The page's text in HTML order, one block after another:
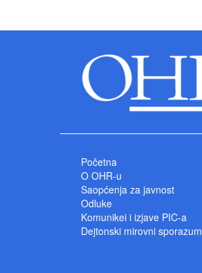
Početna
O OHR-u
Saopćenja za javnost
Odluke
Komunikei i izjave PIC-a
Dejtonski mirovni sporazum